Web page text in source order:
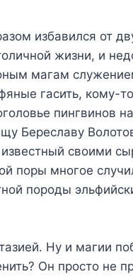
избавился от
жизни, и
магам
гасить, кому-
пингвинов
Береславу
известный своими
поры многое
породы
Ну и магии
Он просто не